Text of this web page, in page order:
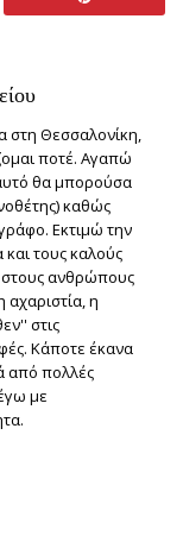
στη Θεσσαλονίκη,
ποτέ. Αγαπώ
θα μπορούσα
καθώς
Εκτιμώ την
και τους καλούς
ανθρώπους
αχαριστία, η
στις
Κάποτε έκανα
από πολλές
με